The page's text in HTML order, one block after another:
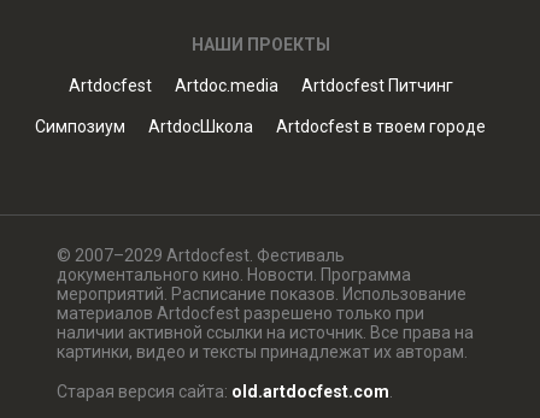
НАШИ ПРОЕКТЫ
Artdocfest Artdoc.media Artdocfest Питчинг
Симпозиум ArtdocШкола Artdocfest в твоем городе
© 2007–2029 Artdocfest. Фестиваль
документального кино. Новости. Программа
мероприятий. Расписание показов. Использование
материалов Artdocfest разрешено только при
наличии активной ссылки на источник. Все права на
картинки, видео и тексты принадлежат их авторам.
Старая версия сайта: old.artdocfest.com